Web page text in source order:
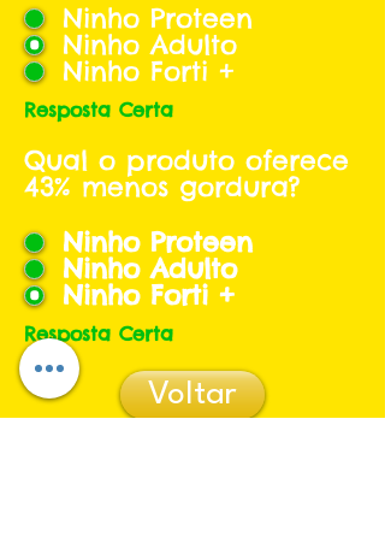
Ninho Proteen
Ninho Adulto
Ninho Forti +
Resposta Certa
Qual o produto oferece
43% menos gordura?
Ninho Proteen
Ninho Adulto
Ninho Forti +
Resposta Certa
Voltar